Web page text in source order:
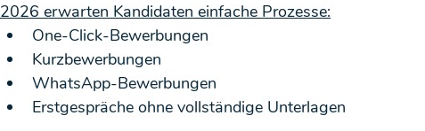
2026 erwarten Kandidaten einfache Prozesse:
One-Click-Bewerbungen
Kurzbewerbungen
WhatsApp-Bewerbungen
Erstgespräche ohne vollständige Unterlagen